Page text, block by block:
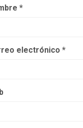
*
electrónico *